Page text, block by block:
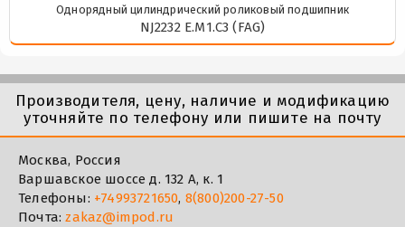
Однорядный цилиндрический роликовый подшипник
NJ2232 E.M1.C3 (FAG)
Производителя, цену, наличие и модификацию
уточняйте по телефону или пишите на почту
Москва, Россия
Варшавское шоссе д. 132 А, к. 1
Телефоны: +74993721650, 8(800)200-27-50
Почта:zakaz@impod.ru